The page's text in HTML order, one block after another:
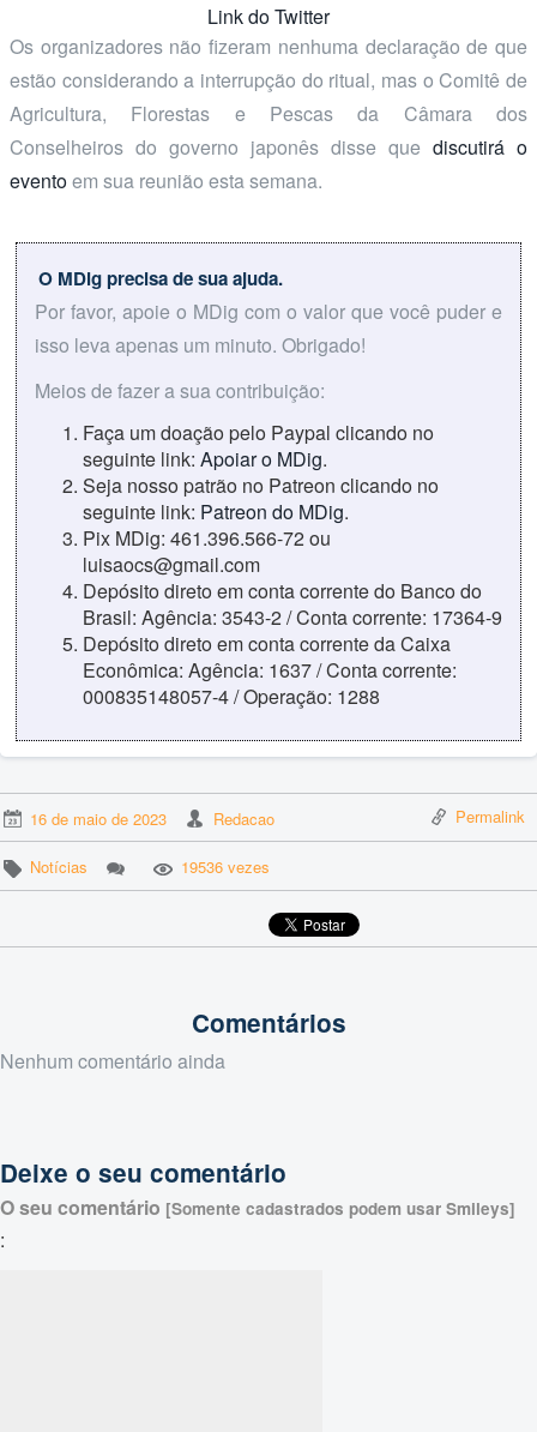
Link do Twitter
Os organizadores não fizeram nenhuma declaração de que
estão considerando a interrupção do ritual, mas o Comitê de
Agricultura, Florestas e Pescas da Câmara dos
Conselheiros do governo japonês disse que discutirá o
eventoem sua reunião esta semana.
O MDig precisa de sua ajuda.
Por favor, apoie o MDig com o valor que você puder e
isso leva apenas um minuto. Obrigado!
Meios de fazer a sua contribuição:
Faça um doação pelo Paypal clicando no
seguinte link: Apoiar o MDig.
Seja nosso patrão no Patreon clicando no
seguinte link: Patreon do MDig.
Pix MDig: 461.396.566-72 ou
luisaocs@gmail.com
Depósito direto em conta corrente do Banco do
Brasil: Agência: 3543-2 / Conta corrente: 17364-9
Depósito direto em conta corrente da Caixa
Econômica: Agência: 1637 / Conta corrente:
000835148057-4 / Operação: 1288
16 de maio de 2023 Redacao Permalink
Notícias 19536 vezes
Comentários
Nenhum comentário ainda
Deixe o seu comentário
O seu comentário [Somente cadastrados podem usar Smileys]
: